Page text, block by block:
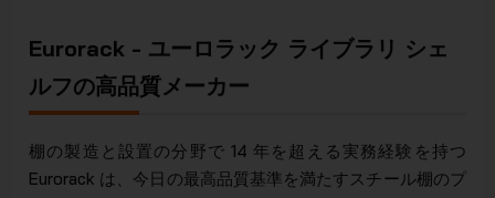
Eurorack - ユーロラック ライブラリ シェ
ルフの高品質メーカー
棚の製造と設置の分野で 14 年を超える実務経験を持つ
Eurorack は、今日の最高品質基準を満たすスチール棚のプ